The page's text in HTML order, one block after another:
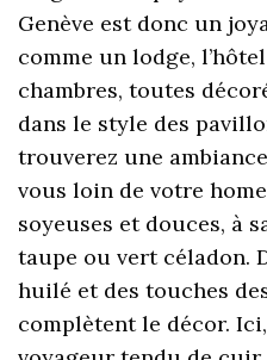
Genève est donc un
comme un lodge,
chambres, toutes
dans le style des
trouverez une
vous loin de votre
soyeuses et douces, à
taupe ou vert céladon.
huilé et des touches
complètent le décor.